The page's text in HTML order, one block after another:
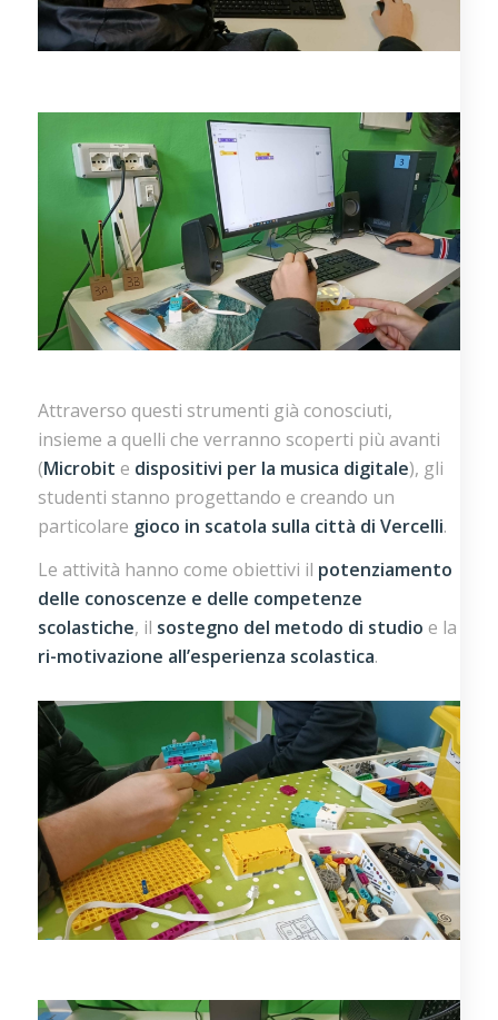
Attraverso questi strumenti già conosciuti,
insieme a quelli che verranno scoperti più avanti
(Microbit e dispositivi per la musica digitale), gli
studenti stanno progettando e creando un
particolare gioco in scatola sulla città di Vercelli.
Le attività hanno come obiettivi il potenziamento
delle conoscenze e delle competenze
scolastiche, il sostegno del metodo di studio e la
ri-motivazione all’esperienza scolastica.